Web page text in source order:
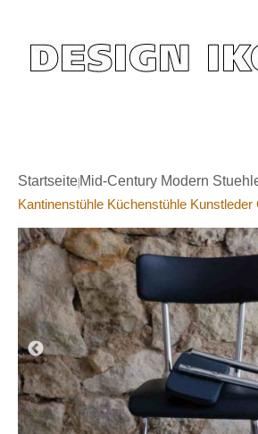
Startseite Mid-Century Modern
Kantinenstühle Küchenstühle Kunstleder